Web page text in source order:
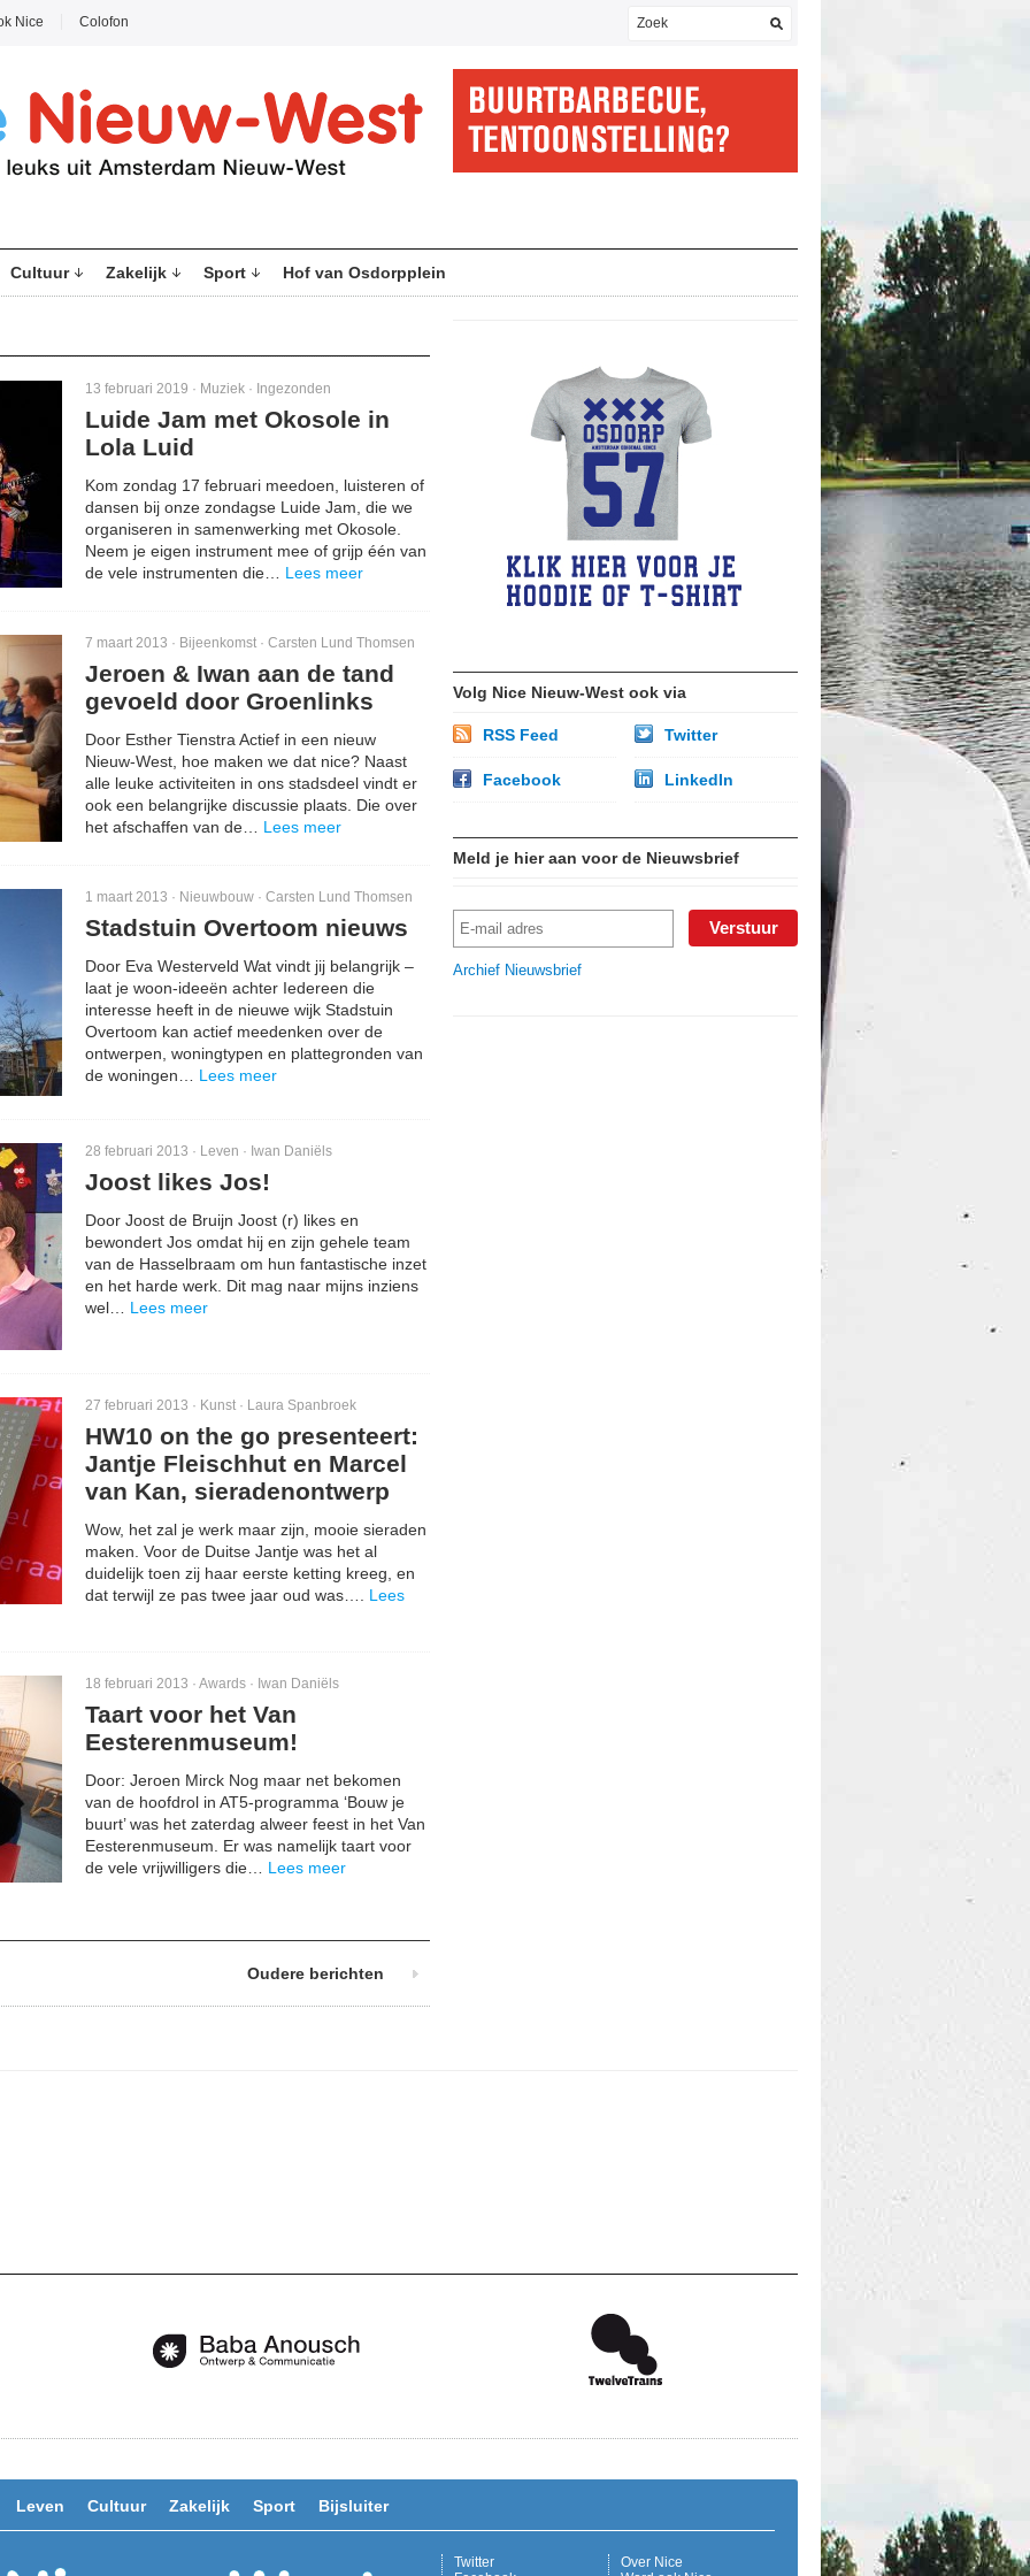
Nice Colofon
Cultuur Zakelijk Sport Hof van Osdorpplein
13 februari 2019 · Muziek · Ingezonden
Luide Jam met Okosole in
Lola Luid
Kom zondag 17 februari meedoen, luisteren of
dansen bij onze zondagse Luide Jam, die we
organiseren in samenwerking met Okosole.
Neem je eigen instrument mee of grijp één van
de vele instrumenten die… Lees meer
7 maart 2013 · Bijeenkomst · Carsten Lund Thomsen
Jeroen & Iwan aan de tand
gevoeld door Groenlinks
Door Esther Tienstra Actief in een nieuw
Nieuw-West, hoe maken we dat nice? Naast
alle leuke activiteiten in ons stadsdeel vindt er
ook een belangrijke discussie plaats. Die over
het afschaffen van de… Lees meer
1 maart 2013 · Nieuwbouw · Carsten Lund Thomsen
Stadstuin Overtoom nieuws
Door Eva Westerveld Wat vindt jij belangrijk –
laat je woon-ideeën achter Iedereen die
interesse heeft in de nieuwe wijk Stadstuin
Overtoom kan actief meedenken over de
ontwerpen, woningtypen en plattegronden van
de woningen… Lees meer
28 februari 2013 · Leven · Iwan Daniëls
Joost likes Jos!
Door Joost de Bruijn Joost (r) likes en
bewondert Jos omdat hij en zijn gehele team
van de Hasselbraam om hun fantastische inzet
en het harde werk. Dit mag naar mijns inziens
wel… Lees meer
27 februari 2013 · Kunst · Laura Spanbroek
HW10 on the go presenteert:
Jantje Fleischhut en Marcel
van Kan, sieradenontwerp
Wow, het zal je werk maar zijn, mooie sieraden
maken. Voor de Duitse Jantje was het al
duidelijk toen zij haar eerste ketting kreeg, en
dat terwijl ze pas twee jaar oud was…. Lees
18 februari 2013 · Awards · Iwan Daniëls
Taart voor het Van
Eesterenmuseum!
Door: Jeroen Mirck Nog maar net bekomen
van de hoofdrol in AT5-programma ‘Bouw je
buurt’ was het zaterdag alweer feest in het Van
Eesterenmuseum. Er was namelijk taart voor
de vele vrijwilligers die… Lees meer
Oudere berichten
Volg Nice Nieuw-West ook via
RSS Feed Twitter
Facebook LinkedIn
Meld je hier aan voor de Nieuwsbrief
Archief Nieuwsbrief
Leven Cultuur Zakelijk Sport Bijsluiter
Over Nice
Twitter